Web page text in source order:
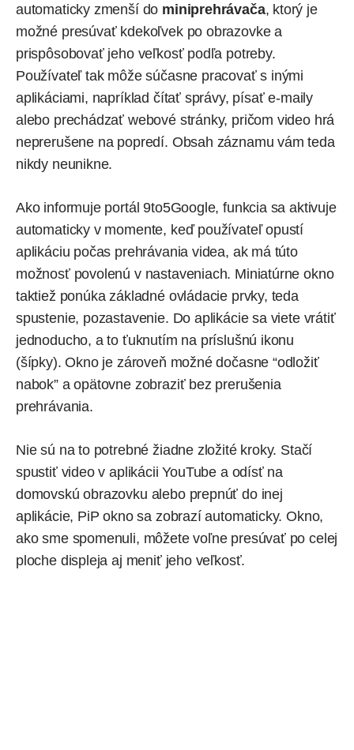
automaticky zmenší do miniprehrávača, ktorý je
možné presúvať kdekoľvek po obrazovke a
prispôsobovať jeho veľkosť podľa potreby.
Používateľ tak môže súčasne pracovať s inými
aplikáciami, napríklad čítať správy, písať e-maily
alebo prechádzať webové stránky, pričom video hrá
neprerušene na popredí. Obsah záznamu vám teda
nikdy neunikne.
Ako informujeportál 9to5Google, funkcia sa aktivuje
automaticky v momente, keď používateľ opustí
aplikáciu počas prehrávania videa, ak má túto
možnosť povolenú v nastaveniach. Miniatúrne okno
taktiež ponúka základné ovládacie prvky, teda
spustenie, pozastavenie. Do aplikácie sa viete vrátiť
jednoducho, a to ťuknutím na príslušnú ikonu
(šípky). Okno je zároveň možné dočasne “odložiť
nabok” a opätovne zobraziť bez prerušenia
prehrávania.
Nie sú na to potrebné žiadne zložité kroky. Stačí
spustiť video v aplikácii YouTube a odísť na
domovskú obrazovku alebo prepnúť do inej
aplikácie, PiP okno sa zobrazí automaticky. Okno,
ako sme spomenuli, môžete voľne presúvať po celej
ploche displeja aj meniť jeho veľkosť.